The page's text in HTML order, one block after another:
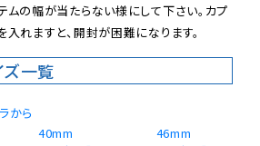
ムの幅が当たらない様にして下さい。カプ
れますと、開封が困難になります。
ズ一覧
から
40mm
46mm